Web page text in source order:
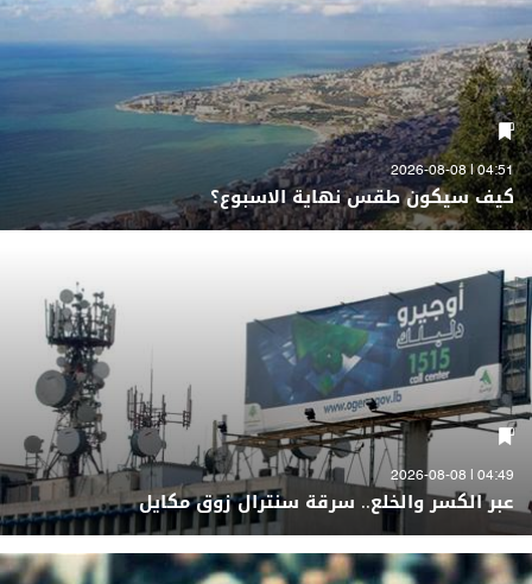
04:51 | 2026-08-08
كيف سيكون طقس نهاية الاسبوع؟
04:49 | 2026-08-08
عبر الكسر والخلع.. سرقة سنترال زوق مكايل